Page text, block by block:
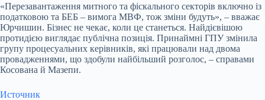
«Перезавантаження митного та фіскального секторів включно із
податковою та БЕБ – вимога МВФ, тож зміни будуть», – вважає
Юрчишин. Бізнес не чекає, коли це станеться. Найдієвішою
протидією виглядає публічна позиція. Принаймні ГПУ змінила
групу процесуальних керівників, які працювали над двома
провадженнями, що здобули найбільший розголос, – справами
Косована й Мазепи.
Источник